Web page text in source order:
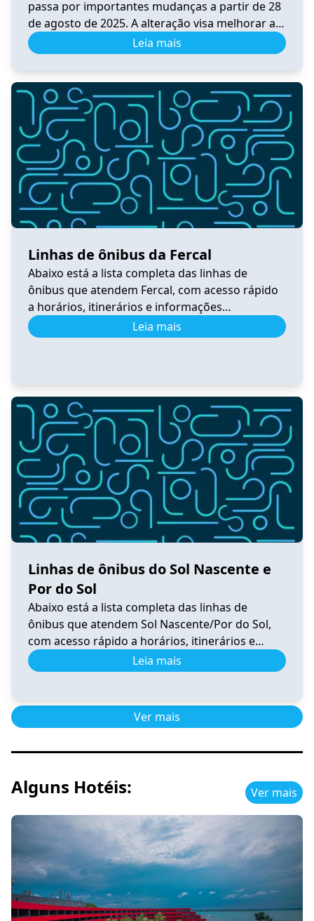
passa por importantes mudanças a partir de 28
de agosto de 2025. A alteração visa melhorar a
integração, a praticidade e o conforto dos
usuários do transporte público no Distrito
convertida em circular, passando por BR-040,
DF-001, Pistão Sul, Samdu […]
Leia mais
Linhas de ônibus da Fercal
Abaixo está a lista completa das linhas de
ônibus que atendem Fercal, com acesso rápido
a horários, itinerários e informações
atualizadas. 0.531 Horário de Ônibus 0.531
Fercal – Tempo Real e Itinerário (2026) Ver
horários 0.550 Horário de Ônibus 0.550
Sobradinho […]
Leia mais
Linhas de ônibus do Sol Nascente e
Por do Sol
Abaixo está a lista completa das linhas de
ônibus que atendem Sol Nascente/Por do Sol,
com acesso rápido a horários, itinerários e
informações atualizadas. 0.020 Horário e
Itinerário 0.020 – Santa Maria (Av. Santa
Ver horários 0.039 Horário de Ônibus 0.039
Ceilândia – Tempo Real e Itinerário (2026) Ver
Leia mais
Ver mais
Alguns Hotéis: Ver mais